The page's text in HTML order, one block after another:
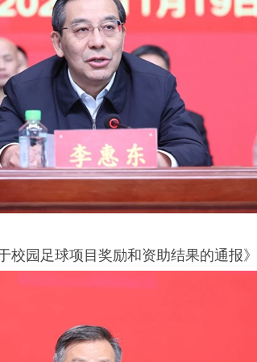
校园足球项目奖励和资助结果的通报